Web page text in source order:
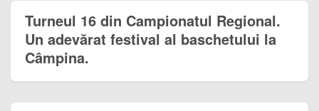
Turneul 16 din Campionatul Regional.
Un adevărat festival al baschetului la
Câmpina.